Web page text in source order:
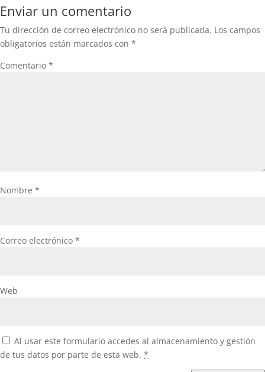
Enviar un comentario
Tu dirección de correo electrónico no será publicada. Los campos
obligatorios están marcados con *
Comentario *
Nombre *
Correo electrónico *
Web
Al usar este formulario accedes al almacenamiento y gestión
de tus datos por parte de esta web. *